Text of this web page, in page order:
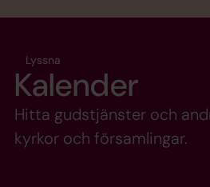
Lyssna
Kalender
Hitta gudstjänster och
kyrkor och församlingar.